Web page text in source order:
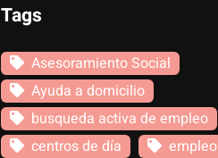
Tags
Asesoramiento Social
Ayuda a domicilio
busqueda activa de empleo
centros de día
empleo